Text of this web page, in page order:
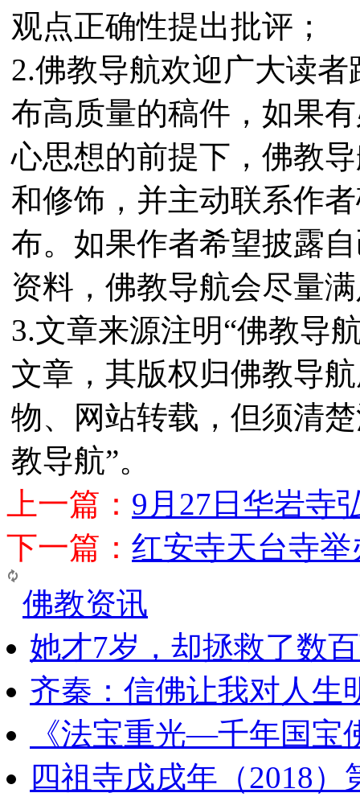
观点正确性提出批评；
2.佛教导航欢迎广大读
布高质量的稿件，如果
心思想的前提下，佛教
和修饰，并主动联系作
布。如果作者希望披露
资料，佛教导航会尽量
3.文章来源注明“佛教导
文章，其版权归佛教导
物、网站转载，但须清
教导航”。
上一篇： 9月27日华岩寺
下一篇： 红安寺天台寺
佛教资讯
她才7岁，却拯救了数
齐秦：信佛让我对人生
《法宝重光—千年国宝
四祖寺戊戌年（2018